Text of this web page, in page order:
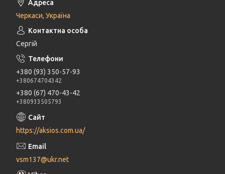
Черкаси, Україна
Сергій
+380 (93) 350-57-93
+380674704342
+380 (67) 470-43-42
+380933505793
https://aksios.com.ua/
vsm137@ukr.net